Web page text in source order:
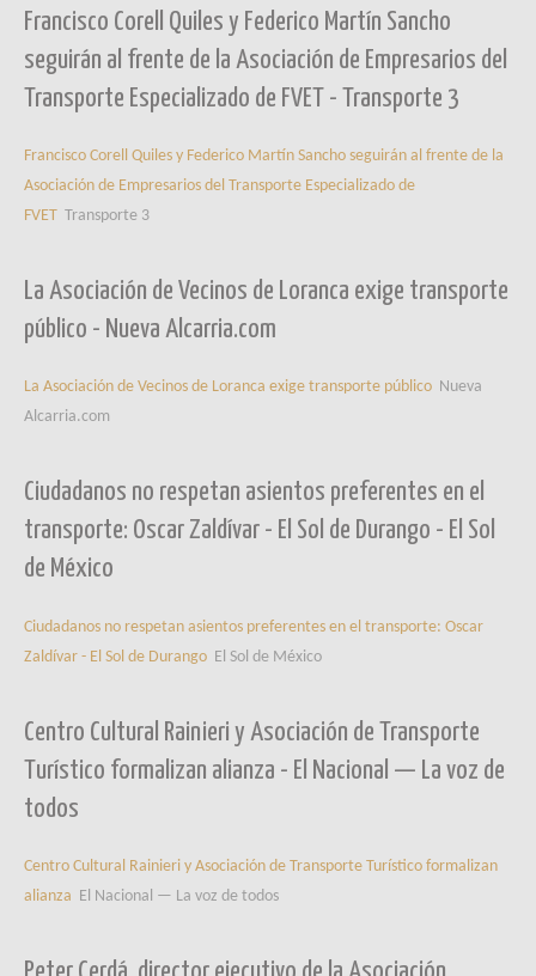
Francisco Corell Quiles y Federico Martín Sancho
seguirán al frente de la Asociación de Empresarios del
Transporte Especializado de FVET - Transporte 3
Francisco Corell Quiles y Federico Martín Sancho seguirán al frente de la
Asociación de Empresarios del Transporte Especializado de
FVET Transporte 3
La Asociación de Vecinos de Loranca exige transporte
público - Nueva Alcarria.com
La Asociación de Vecinos de Loranca exige transporte público Nueva
Alcarria.com
Ciudadanos no respetan asientos preferentes en el
transporte: Oscar Zaldívar - El Sol de Durango - El Sol
de México
Ciudadanos no respetan asientos preferentes en el transporte: Oscar
Zaldívar - El Sol de Durango El Sol de México
Centro Cultural Rainieri y Asociación de Transporte
Turístico formalizan alianza - El Nacional — La voz de
todos
Centro Cultural Rainieri y Asociación de Transporte Turístico formalizan
alianza El Nacional — La voz de todos